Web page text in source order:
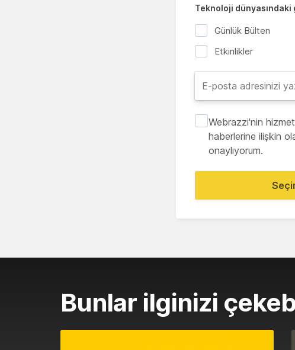
Teknoloji dünyasındaki
Günlük Bülten
Etkinlikler
Webrazzi'nin
haberlerine ilişkin
onaylıyorum.
Bunlar ilginizi